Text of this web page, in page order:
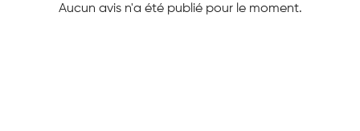
Aucun avis n'a été publié pour le moment.